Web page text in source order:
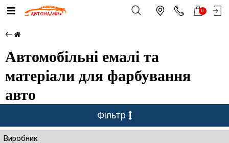
0
Автомобільні емалі та
матеріали для фарбування
авто
Фільтр
Виробник